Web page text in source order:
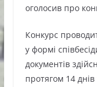
оголосив про
Конкурс
у формі
документів
протягом 14